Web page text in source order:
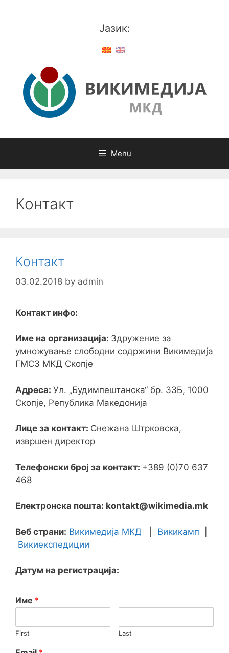
Јазик:
Menu
Контакт
Контакт
03.02.2018 by admin
Контакт инфо:
Име на организација: Здружение за
умножување слободни содржини Викимедија
ГМСЗ МКД Скопје
Адреса: Ул. „Будимпештанска“ бр. 33Б, 1000
Скопје, Република Македонија
Лице за контакт: Снежана Штрковска,
извршен директор
Телефонски број за контакт: +389 (0)70 637
468
Електронска пошта: kontakt@wikimedia.mk
Веб страни: Викимедија МКД Викикамп
Викиекспедиции
Датум на регистрација:
Име *
First Last